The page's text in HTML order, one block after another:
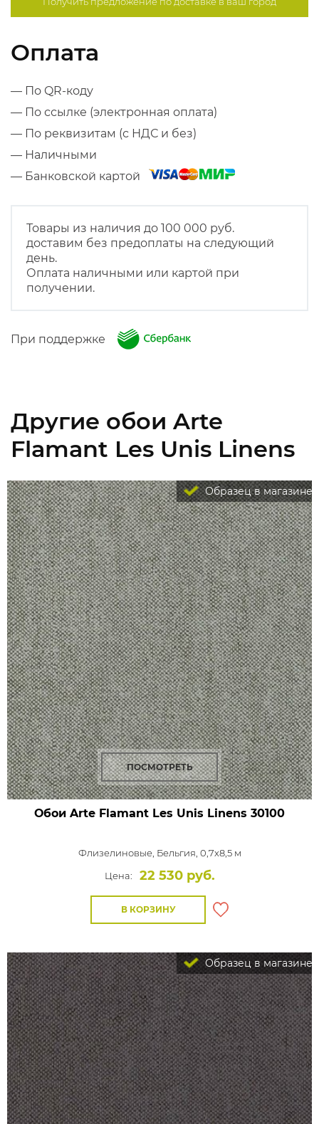
Оплата
— По QR-коду
— По ссылке (электронная оплата)
— По реквизитам (с НДС и без)
— Наличными
— Банковской картой
Товары из наличия до 100 000 руб.
доставим без предоплаты на следующий
день.
Оплата наличными или картой при
получении.
При поддержке
Другие обои Arte
Flamant Les Unis Linens
Образец в магазине
ПОСМОТРЕТЬ
Обои Arte Flamant Les Unis Linens 30100
Флизелиновые, Бельгия, 0,7x8,5 м
Цена:
22 530 руб.
В КОРЗИНУ
Образец в магазине